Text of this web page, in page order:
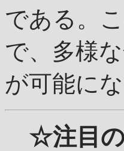
である。
で、多様
が可能に
☆注目の